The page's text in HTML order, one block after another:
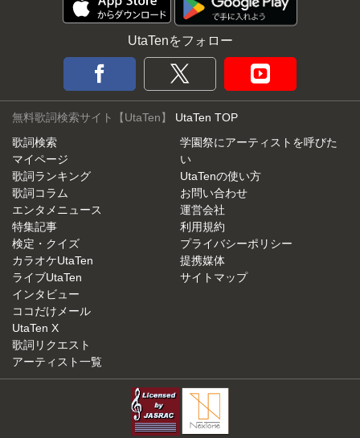
UtaTenをフォロー
無料歌詞検索サイト【UtaTen】 UtaTen TOP
歌詞検索
マイページ
歌詞ランキング
歌詞コラム
エンタメニュース
特集記事
検定・クイズ
カラオケUtaTen
ライブUtaTen
インタビュー
ココだけメール
UtaTen X
歌詞リクエスト
アーティスト一覧
学園祭にアーティストを呼びた
い
UtaTenの使い方
お問い合わせ
運営会社
利用規約
プライバシーポリシー
提携媒体
サイトマップ